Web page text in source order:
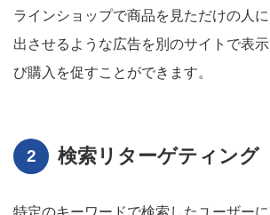
ラインショップで商品を見ただけの人
出させるような広告を別のサイトで表
び購入を促すことができます。
検索リターゲティング
特定のキーワードで検索したユーザー